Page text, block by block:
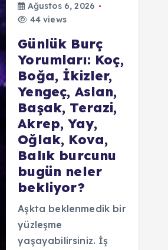
Ağustos 6, 2026
44 views
Günlük Burç
Yorumları: Koç,
Boğa, İkizler,
Yengeç, Aslan,
Başak, Terazi,
Akrep, Yay,
Oğlak, Kova,
Balık burcunu
bugün neler
bekliyor?
Aşkta beklenmedik bir
yüzleşme
yaşayabilirsiniz. İş